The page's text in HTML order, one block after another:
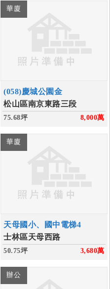
華廈
(058)慶城公園金
松山區南京東路三段
75.68坪 8,000萬
華廈
天母國小、國中電梯4
士林區天母西路
50.75坪 3,680萬
辦公